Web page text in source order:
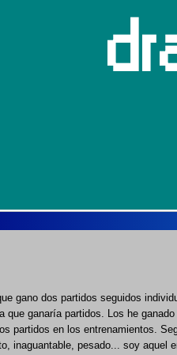
gano dos partidos seguidos
que ganaría partidos. Los he
partidos en los entrenamientos.
inaguantable, pesado... soy aquel